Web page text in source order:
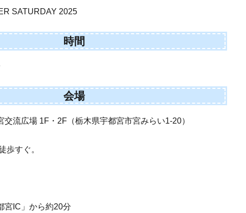
SATURDAY 2025
時間
会場
交流広場 1F・2F（栃木県宇都宮市宮みらい1-20）
歩すぐ。
宮IC」から約20分